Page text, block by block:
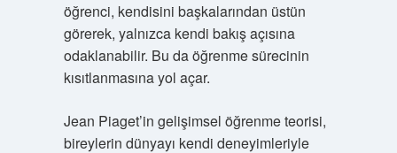
öğrenci, kendisini başkalarından üstün
görerek, yalnızca kendi bakış açısına
odaklanabilir. Bu da öğrenme sürecinin
kısıtlanmasına yol açar.
Jean Piaget’in gelişimsel öğrenme teorisi,
bireylerin dünyayı kendi deneyimleriyle